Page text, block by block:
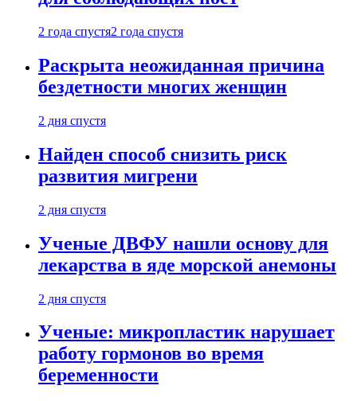
2 года спустя2 года спустя
Раскрыта неожиданная причина
бездетности многих женщин
2 дня спустя
Найден способ снизить риск
развития мигрени
2 дня спустя
Ученые ДВФУ нашли основу для
лекарства в яде морской анемоны
2 дня спустя
Ученые: микропластик нарушает
работу гормонов во время
беременности